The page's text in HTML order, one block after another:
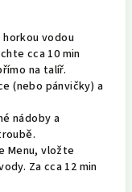
horkou vodou
cca 10 min
na talíř.
(nebo pánvičky) a
nádoby a
Menu, vložte
Za cca 12 min